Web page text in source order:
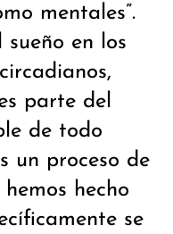
mentales”.
en los
parte del
de todo
un proceso de
hecho
se